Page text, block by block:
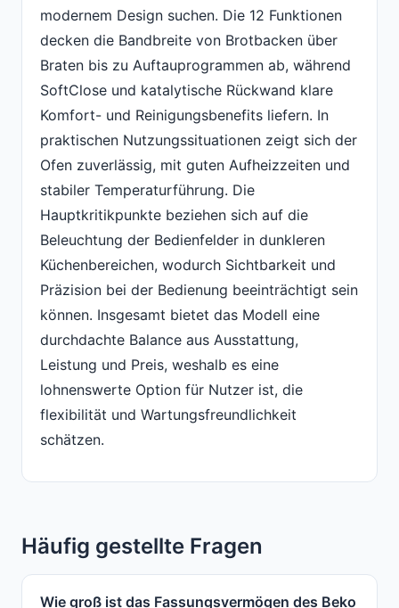
modernem Design suchen. Die 12 Funktionen
decken die Bandbreite von Brotbacken über
Braten bis zu Auftauprogrammen ab, während
SoftClose und katalytische Rückwand klare
Komfort- und Reinigungsbenefits liefern. In
praktischen Nutzungssituationen zeigt sich der
Ofen zuverlässig, mit guten Aufheizzeiten und
stabiler Temperaturführung. Die
Hauptkritikpunkte beziehen sich auf die
Beleuchtung der Bedienfelder in dunkleren
Küchenbereichen, wodurch Sichtbarkeit und
Präzision bei der Bedienung beeinträchtigt sein
können. Insgesamt bietet das Modell eine
durchdachte Balance aus Ausstattung,
Leistung und Preis, weshalb es eine
lohnenswerte Option für Nutzer ist, die
flexibilität und Wartungsfreundlichkeit
schätzen.
Häufig gestellte Fragen
Wie groß ist das Fassungsvermögen des Beko